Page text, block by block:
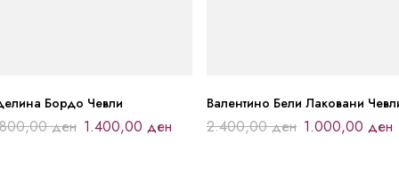
Бордо Чевли
ден 1.400,00 ден
Валентино Бели Лаковани
2.400,00ден 1.000,00 ден